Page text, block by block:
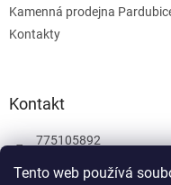
Tento web používá
Kamenná prodejna
Kontakty
Kontakt
775105892
775105892